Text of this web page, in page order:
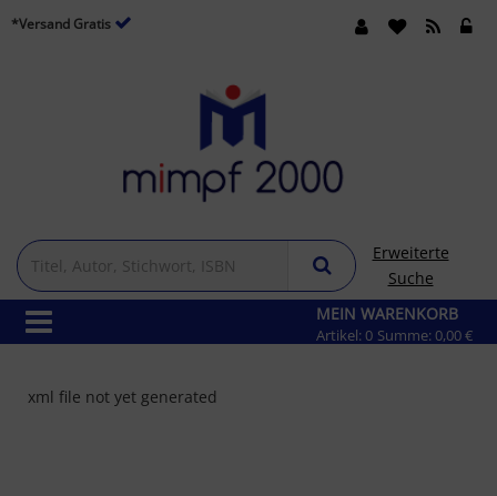
*Versand Gratis
Erweiterte
Suche
MEIN WARENKORB
Artikel: 0 Summe: 0,00 €
xml file not yet generated